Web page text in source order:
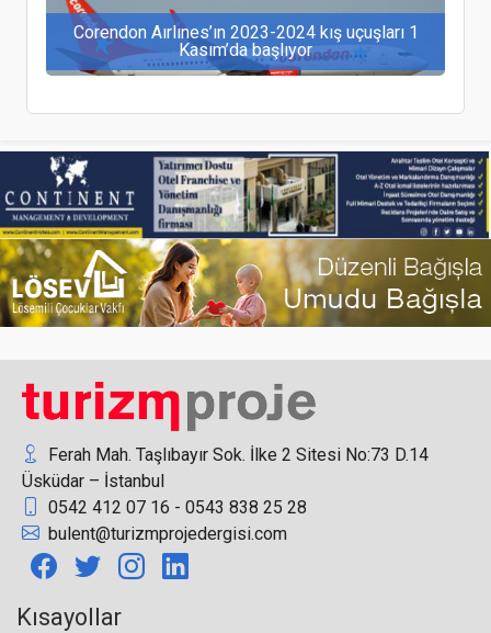
Corendon Aırlınes’ın 2023-2024 kış uçuşları 1
Kasım’da başlıyor
World Luxury Awards’tan, Fairmont Quasar
Istanbul’a iki önemli ödül
Gazipaşa-Alanya’dan Almatı ve Astana’ya direkt
Continent Hotels ve Master Realtor Gayrimenkul,
Türkiye’de 10 otel için ön anlaşma imzaladı
Ferah Mah. Taşlıbayır Sok. İlke 2 Sitesi No:73 D.14
Üsküdar – İstanbul
0542 412 07 16 - 0543 838 25 28
bulent@turizmprojedergisi.com
Kısayollar